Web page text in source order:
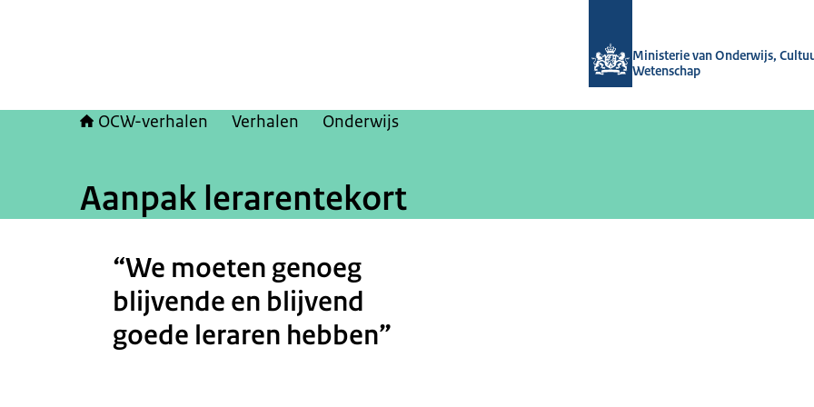
Ministerie van Onderwijs,
Wetenschap
OCW-verhalen Verhalen Onderwijs
Aanpak lerarentekort
“We moeten genoeg
blijvende en blijvend
goede leraren hebben”